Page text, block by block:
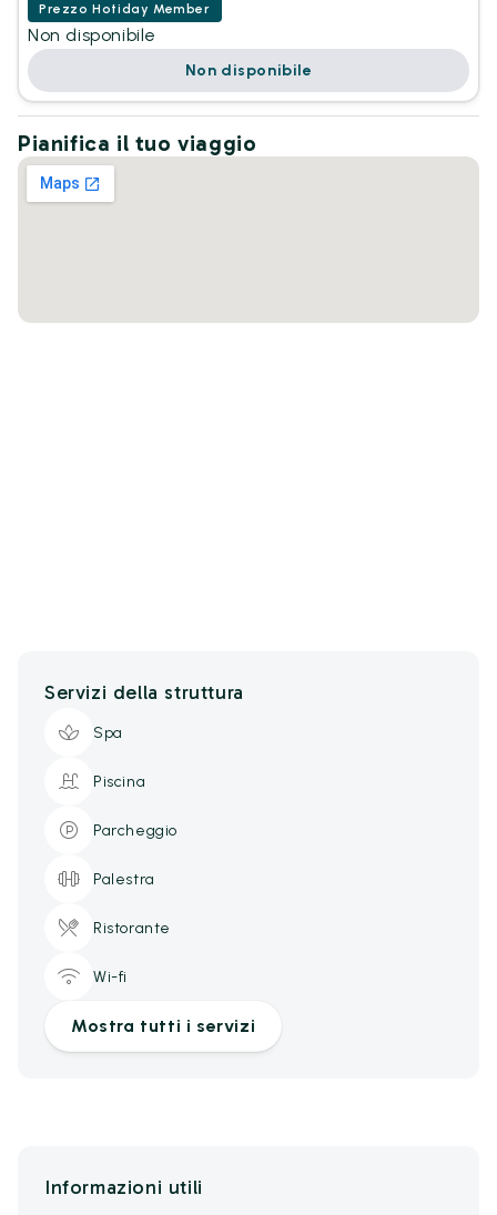
Prezzo Hotiday Member
Non disponibile
Non disponibile
Pianifica il tuo viaggio
Servizi della struttura
Spa
Piscina
Parcheggio
Palestra
Ristorante
Wi-fi
Mostra tutti i servizi
Informazioni utili